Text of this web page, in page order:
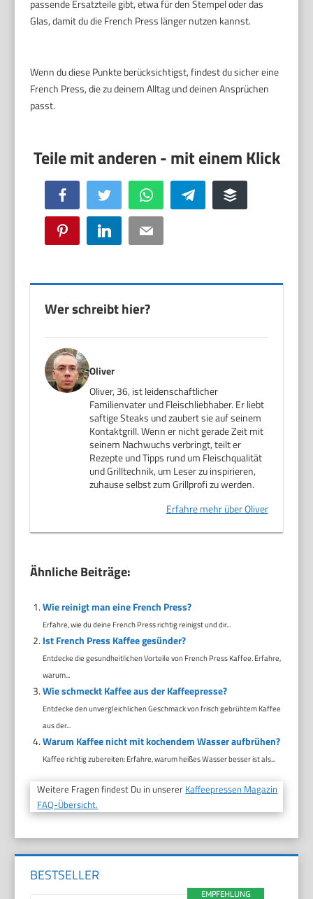
passende Ersatzteile gibt, etwa für den Stempel oder das
Glas, damit du die French Press länger nutzen kannst.
Wenn du diese Punkte berücksichtigst, findest du sicher eine
French Press, die zu deinem Alltag und deinen Ansprüchen
passt.
Facebook Twitter WhatsApp Telegram Buffer
Pinterest LinkedIn Email
Wer schreibt hier?
Oliver
Oliver, 36, ist leidenschaftlicher
Familienvater und Fleischliebhaber. Er liebt
saftige Steaks und zaubert sie auf seinem
Kontaktgrill. Wenn er nicht gerade Zeit mit
seinem Nachwuchs verbringt, teilt er
Rezepte und Tipps rund um Fleischqualität
und Grilltechnik, um Leser zu inspirieren,
zuhause selbst zum Grillprofi zu werden.
Erfahre mehr über Oliver
Ähnliche Beiträge:
Wie reinigt man eine French Press?
Erfahre, wie du deine French Press richtig reinigst und dir...
Ist French Press Kaffee gesünder?
Entdecke die gesundheitlichen Vorteile von French Press Kaffee. Erfahre,
warum...
Wie schmeckt Kaffee aus der Kaffeepresse?
Entdecke den unvergleichlichen Geschmack von frisch gebrühtem Kaffee
aus der...
Warum Kaffee nicht mit kochendem Wasser aufbrühen?
Kaffee richtig zubereiten: Erfahre, warum heißes Wasser besser ist als...
Weitere Fragen findest Du in unserer Kaffeepressen Magazin
FAQ-Übersicht.
BESTSELLER
EMPFEHLUNG